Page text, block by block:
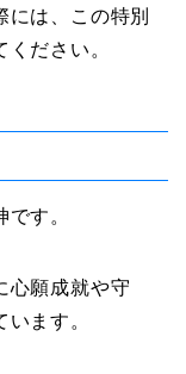
は、この特別
ださい。
す。
心願成就や守
ます。